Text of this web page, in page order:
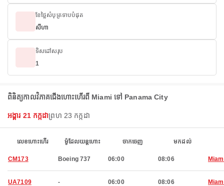
ខែថ្លៃសំបុត្រទាបបំផុត
សីហា
ទិសដៅសរុប
1
ពិនិត្យកាលវិភាគជើងហោះហើរពី Miami ទៅ Panama City
អង្គារ 21 កក្កដាព្រហ 23 កក្កដា
លេខហោះហើរ ម៉ូដែលយន្តហោះ ចាកចេញ មកដល់
CM173 Boeing 737 06:00 08:06
UA7109 - 06:00 08:06